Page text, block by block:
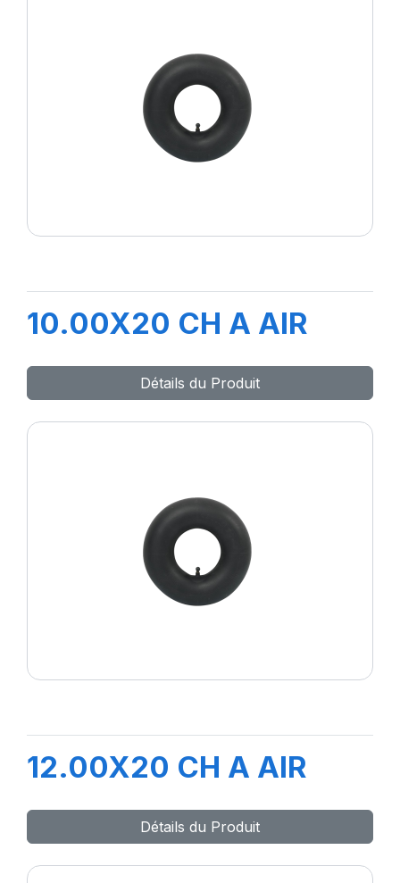
10.00X20 CH A AIR
Détails du Produit
12.00X20 CH A AIR
Détails du Produit